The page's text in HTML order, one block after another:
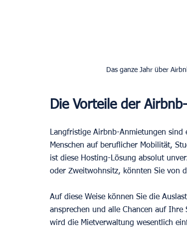
Das ganze Jahr über
Die Vorteile der
Langfristige Airbnb-Anmietungen
Menschen auf beruflicher Mobilität,
ist diese Hosting-Lösung absolut
oder Zweitwohnsitz, könnten Sie von
Auf diese Weise können Sie die
ansprechen und alle Chancen auf
wird die Mietverwaltung wesentlich